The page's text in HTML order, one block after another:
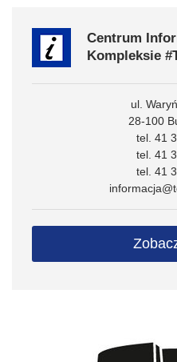
Centrum
Kompleksie
ul.
28-100
tel. 41
tel. 41
tel. 41